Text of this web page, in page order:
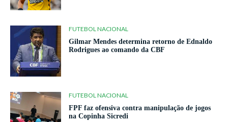
FUTEBOL NACIONAL
Gilmar Mendes determina retorno de Ednaldo
Rodrigues ao comando da CBF
FUTEBOL NACIONAL
FPF faz ofensiva contra manipulação de jogos
na Copinha Sicredi